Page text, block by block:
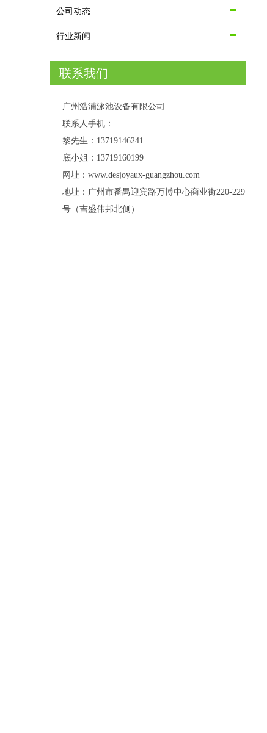
公司动态
行业新闻
联系我们
广州浩浦泳池设备有限公司
联系人手机：
黎先生：13719146241
底小姐：13719160199
网址：www.desjoyaux-guangzhou.com
地址：广州市番禺迎宾路万博中心商业街220-229
号（吉盛伟邦北侧）